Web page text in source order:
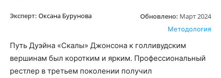
Эксперт: Оксана Бурунова Обновлено: Март 2024
Методология
Путь Дуэйна «Скалы» Джонсона к голливудским
вершинам был коротким и ярким. Профессиональный
рестлер в третьем поколении получил